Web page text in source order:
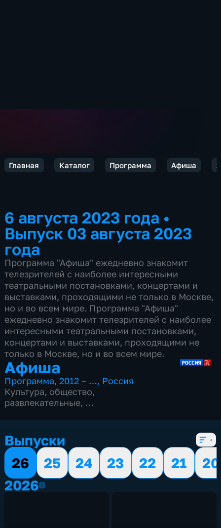
Главная Каталог Программа Афиша
6 августа 2023 года •
Выпуск 03 августа 2023
года
Программа "Афиша" ежедневно знакомит
телезрителей с наиболее интересными
театральными постановками, концертами и
выставками, проходящими не только в Москве,
но и во всем мире. Программа "Афиша"
ежедневно знакомит телезрителей с наиболее
интересными театральными постановками,
концертами и выставками, проходящими не
только в Москве, но и во всем мире.
Афиша
Программа,2012 – …, Россия
Культура, общество,
развлекательные,
Выпуски
26
25 24 23 22 21
20
20262026